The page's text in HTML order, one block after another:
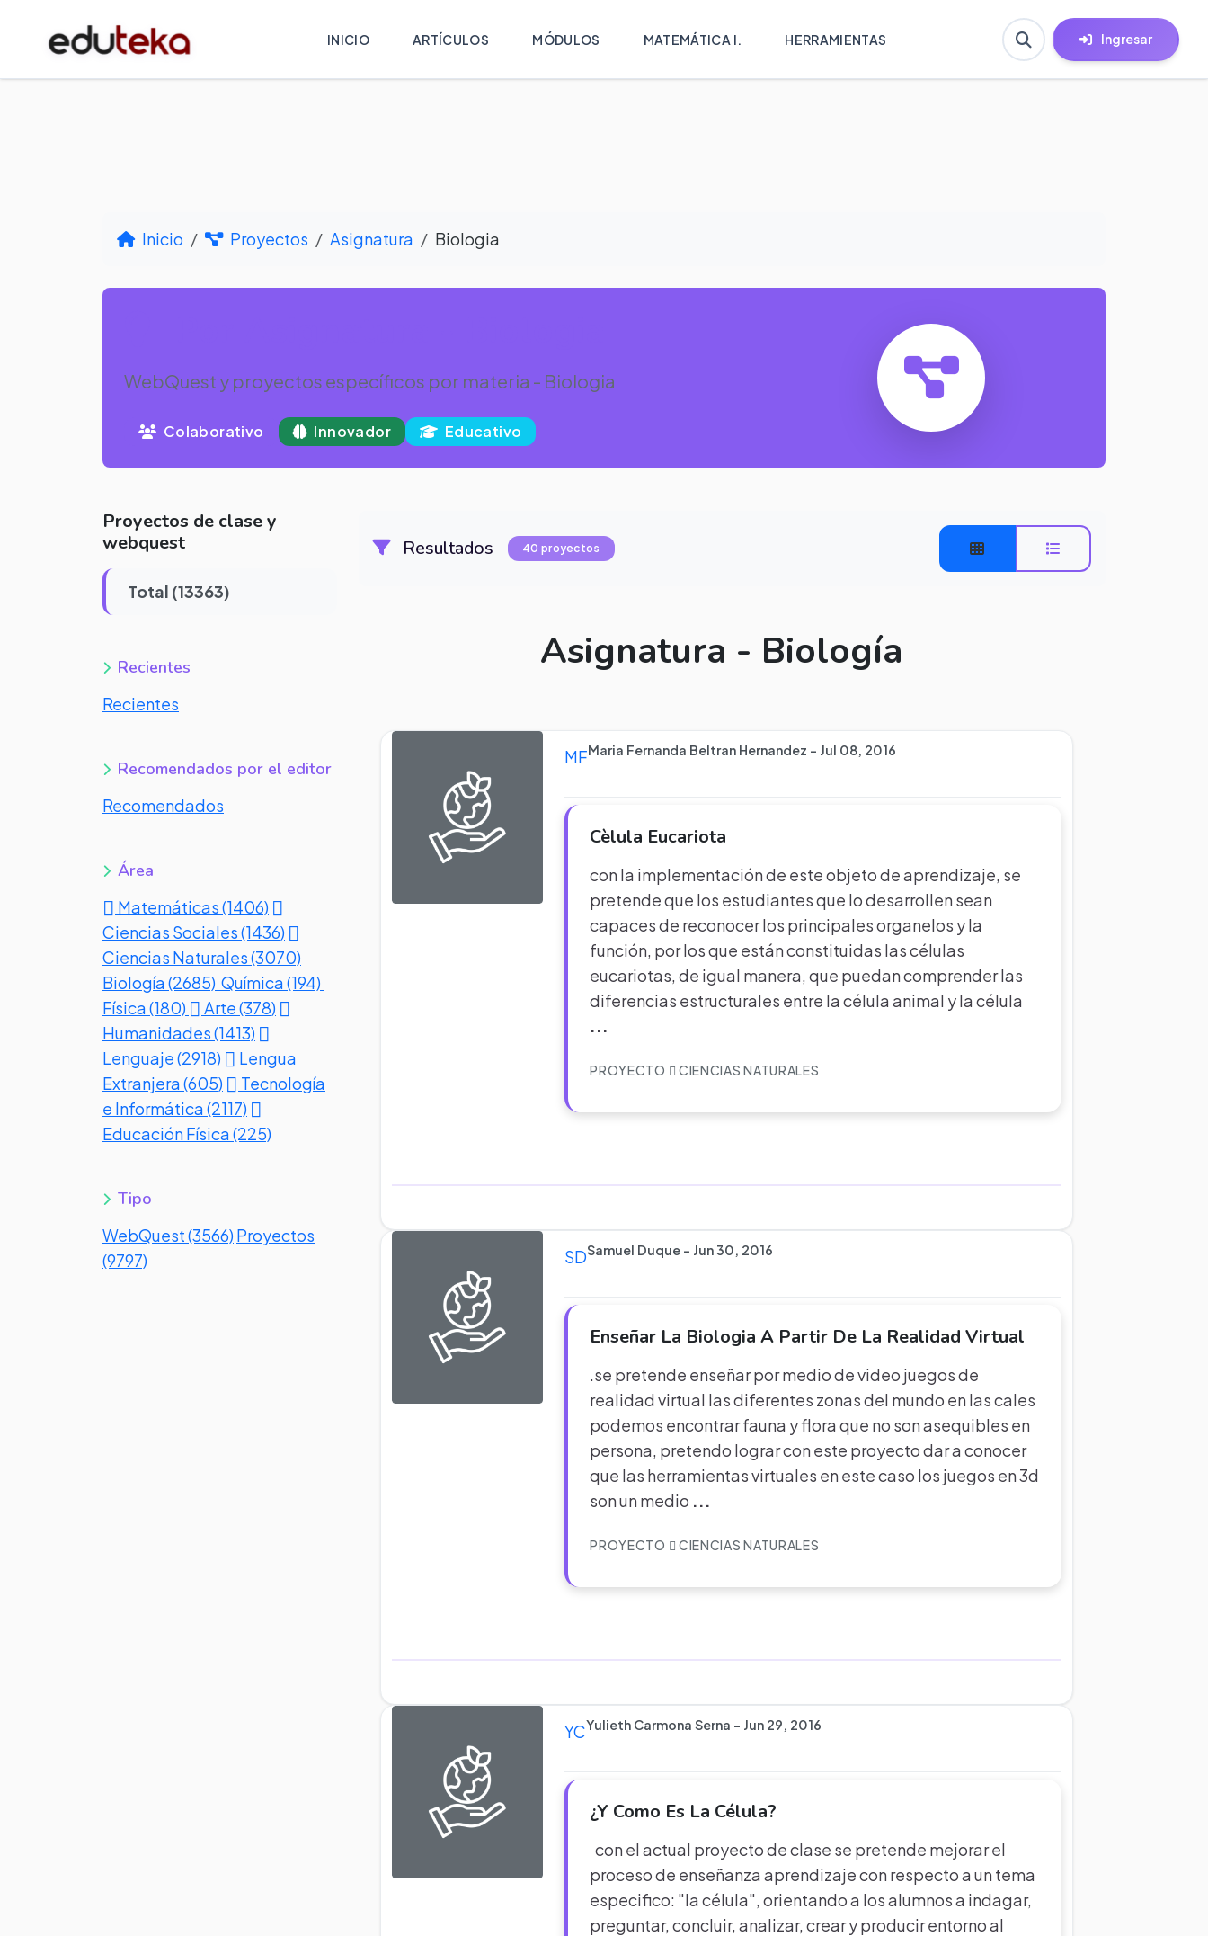
INICIO ARTÍCULOS MÓDULOS MATEMÁTICA I. HERRAMIENTAS Ingresar
Inicio Proyectos Asignatura Biologia
WebQuest y proyectos específicos por materia - Biologia
Colaborativo Innovador Educativo
Proyectos de clase y
webquest
Total (13363)
Recientes
Recientes
Recomendados por el editor
Recomendados
Área
Matemáticas (1406)
Ciencias Sociales (1436)
Ciencias Naturales (3070)
Biología (2685) Química (194)
Física (180)
Arte (378)
Humanidades (1413)
Lenguaje (2918)
Lengua
Extranjera (605)
Tecnología
e Informática (2117)
Educación Física (225)
Tipo
WebQuest (3566) Proyectos
(9797)
Resultados 40 proyectos
Asignatura - Biología
MFMaria Fernanda Beltran Hernandez - Jul 08, 2016
Cèlula Eucariota
con la implementación de este objeto de aprendizaje, se
pretende que los estudiantes que lo desarrollen sean
capaces de reconocer los principales organelos y la
función, por los que están constituidas las células
eucariotas, de igual manera, que puedan comprender las
diferencias estructurales entre la célula animal y la célula
...
PROYECTO CIENCIAS NATURALES
SDSamuel Duque - Jun 30, 2016
Enseñar La Biologia A Partir De La Realidad Virtual
.se pretende enseñar por medio de video juegos de
realidad virtual las diferentes zonas del mundo en las cales
podemos encontrar fauna y flora que no son asequibles en
persona, pretendo lograr con este proyecto dar a conocer
que las herramientas virtuales en este caso los juegos en 3d
son un medio ...
PROYECTO CIENCIAS NATURALES
YCYulieth Carmona Serna - Jun 29, 2016
¿Y Como Es La Célula?
con el actual proyecto de clase se pretende mejorar el
proceso de enseñanza aprendizaje con respecto a un tema
especifico: "la célula", orientando a los alumnos a indagar,
preguntar, concluir, analizar, crear y producir entorno al